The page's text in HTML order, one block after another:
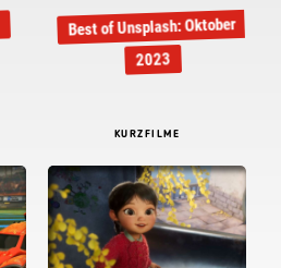
Best of Unsplash: Oktober
2023
KURZFILME